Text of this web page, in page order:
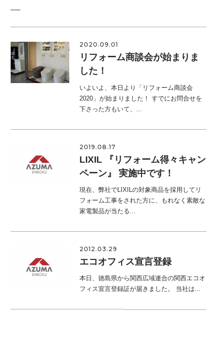
2020.09.01
リフォーム商談会が始まりま
した！
いよいよ、本日より「リフォーム商談会
2020」が始まりました！ すでにお問合せを
下さった方もいて、...
2019.08.17
LIXIL 『リフォーム得々キャン
ペーン』 実施中です！
現在、弊社でLIXILの対象商品を採用してリ
フォーム工事をされた方に、もれなく素敵な
家電製品が当たる...
2012.03.29
エコオフィス宣言登録
本日、徳島県から関西広域連合の関西エコオ
フィス宣言登録証が届きました。 当社は...